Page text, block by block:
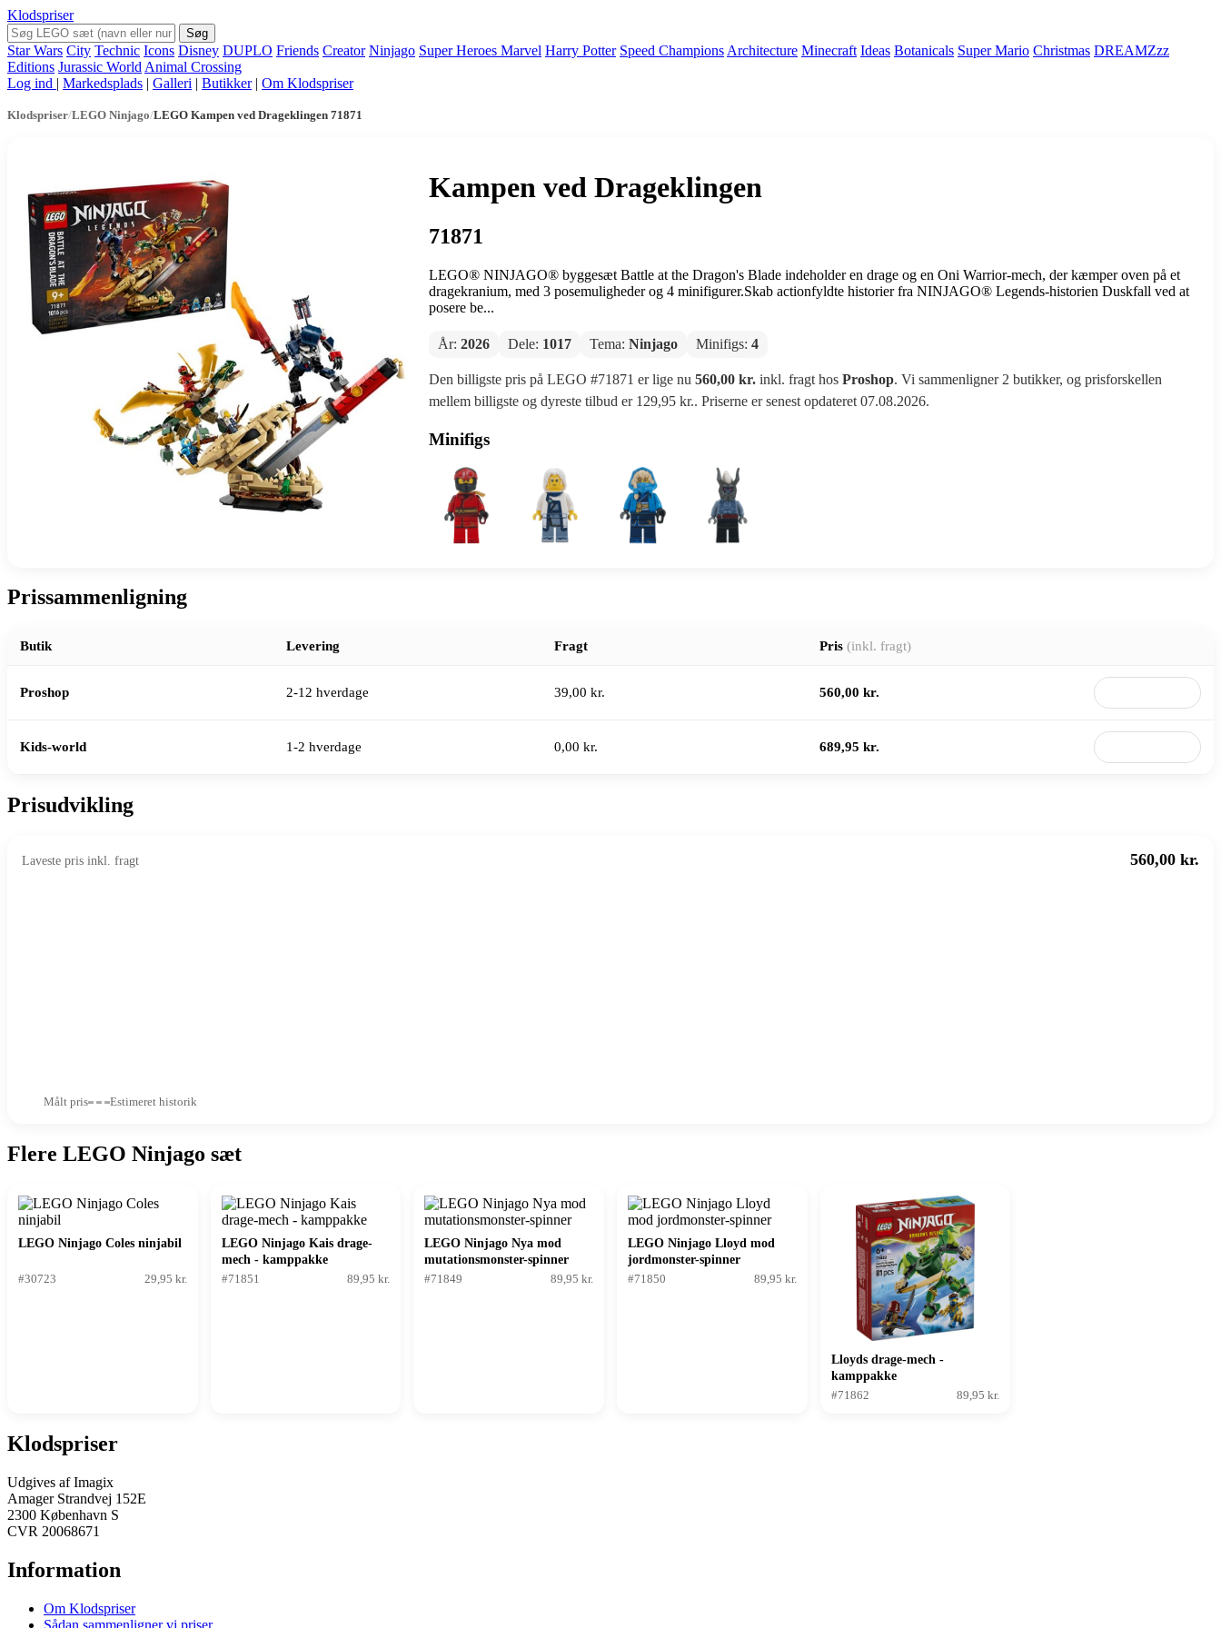
Klodspriser
Søg
Star Wars City Technic Icons Disney DUPLO Friends Creator Ninjago Super Heroes Marvel Harry Potter Speed Champions Architecture Minecraft Ideas Botanicals Super Mario Christmas DREAMZzz
Editions Jurassic World Animal Crossing
Log ind | Markedsplads | Galleri | Butikker | Om Klodspriser
Klodspriser/LEGO Ninjago/LEGO Kampen ved Drageklingen 71871
Kampen ved Drageklingen
71871
LEGO® NINJAGO® byggesæt Battle at the Dragon's Blade indeholder en drage og en Oni Warrior-mech, der kæmper oven på et
dragekranium, med 3 posemuligheder og 4 minifigurer.Skab actionfyldte historier fra NINJAGO® Legends-historien Duskfall ved at
posere be...
År: 2026 Dele: 1017 Tema: Ninjago Minifigs: 4
Den billigste pris på LEGO #71871 er lige nu 560,00 kr.inkl. fragt hos Proshop. Vi sammenligner 2 butikker, og prisforskellen
mellem billigste og dyreste tilbud er 129,95 kr.. Priserne er senest opdateret 07.08.2026.
Minifigs
Prissammenligning
Butik Levering Fragt Pris (inkl. fragt)
Proshop 2-12 hverdage 39,00 kr. 560,00 kr.
Kids-world 1-2 hverdage 0,00 kr. 689,95 kr.
Prisudvikling
Laveste pris inkl. fragt 560,00 kr.
Målt pris Estimeret historik
Flere LEGO Ninjago sæt
LEGO Ninjago Coles ninjabil
#30723 29,95 kr.
LEGO Ninjago Kais drage-
mech - kamppakke
#71851
89,95 kr.
LEGO Ninjago Nya mod
mutationsmonster-spinner
#71849
89,95 kr.
LEGO Ninjago Lloyd mod
jordmonster-spinner
#71850
89,95 kr.
Lloyds drage-mech -
kamppakke
#71862
89,95 kr.
Klodspriser
Udgives af Imagix
Amager Strandvej 152E
2300 København S
CVR 20068671
Information
Om Klodspriser
Sådan sammenligner vi priser